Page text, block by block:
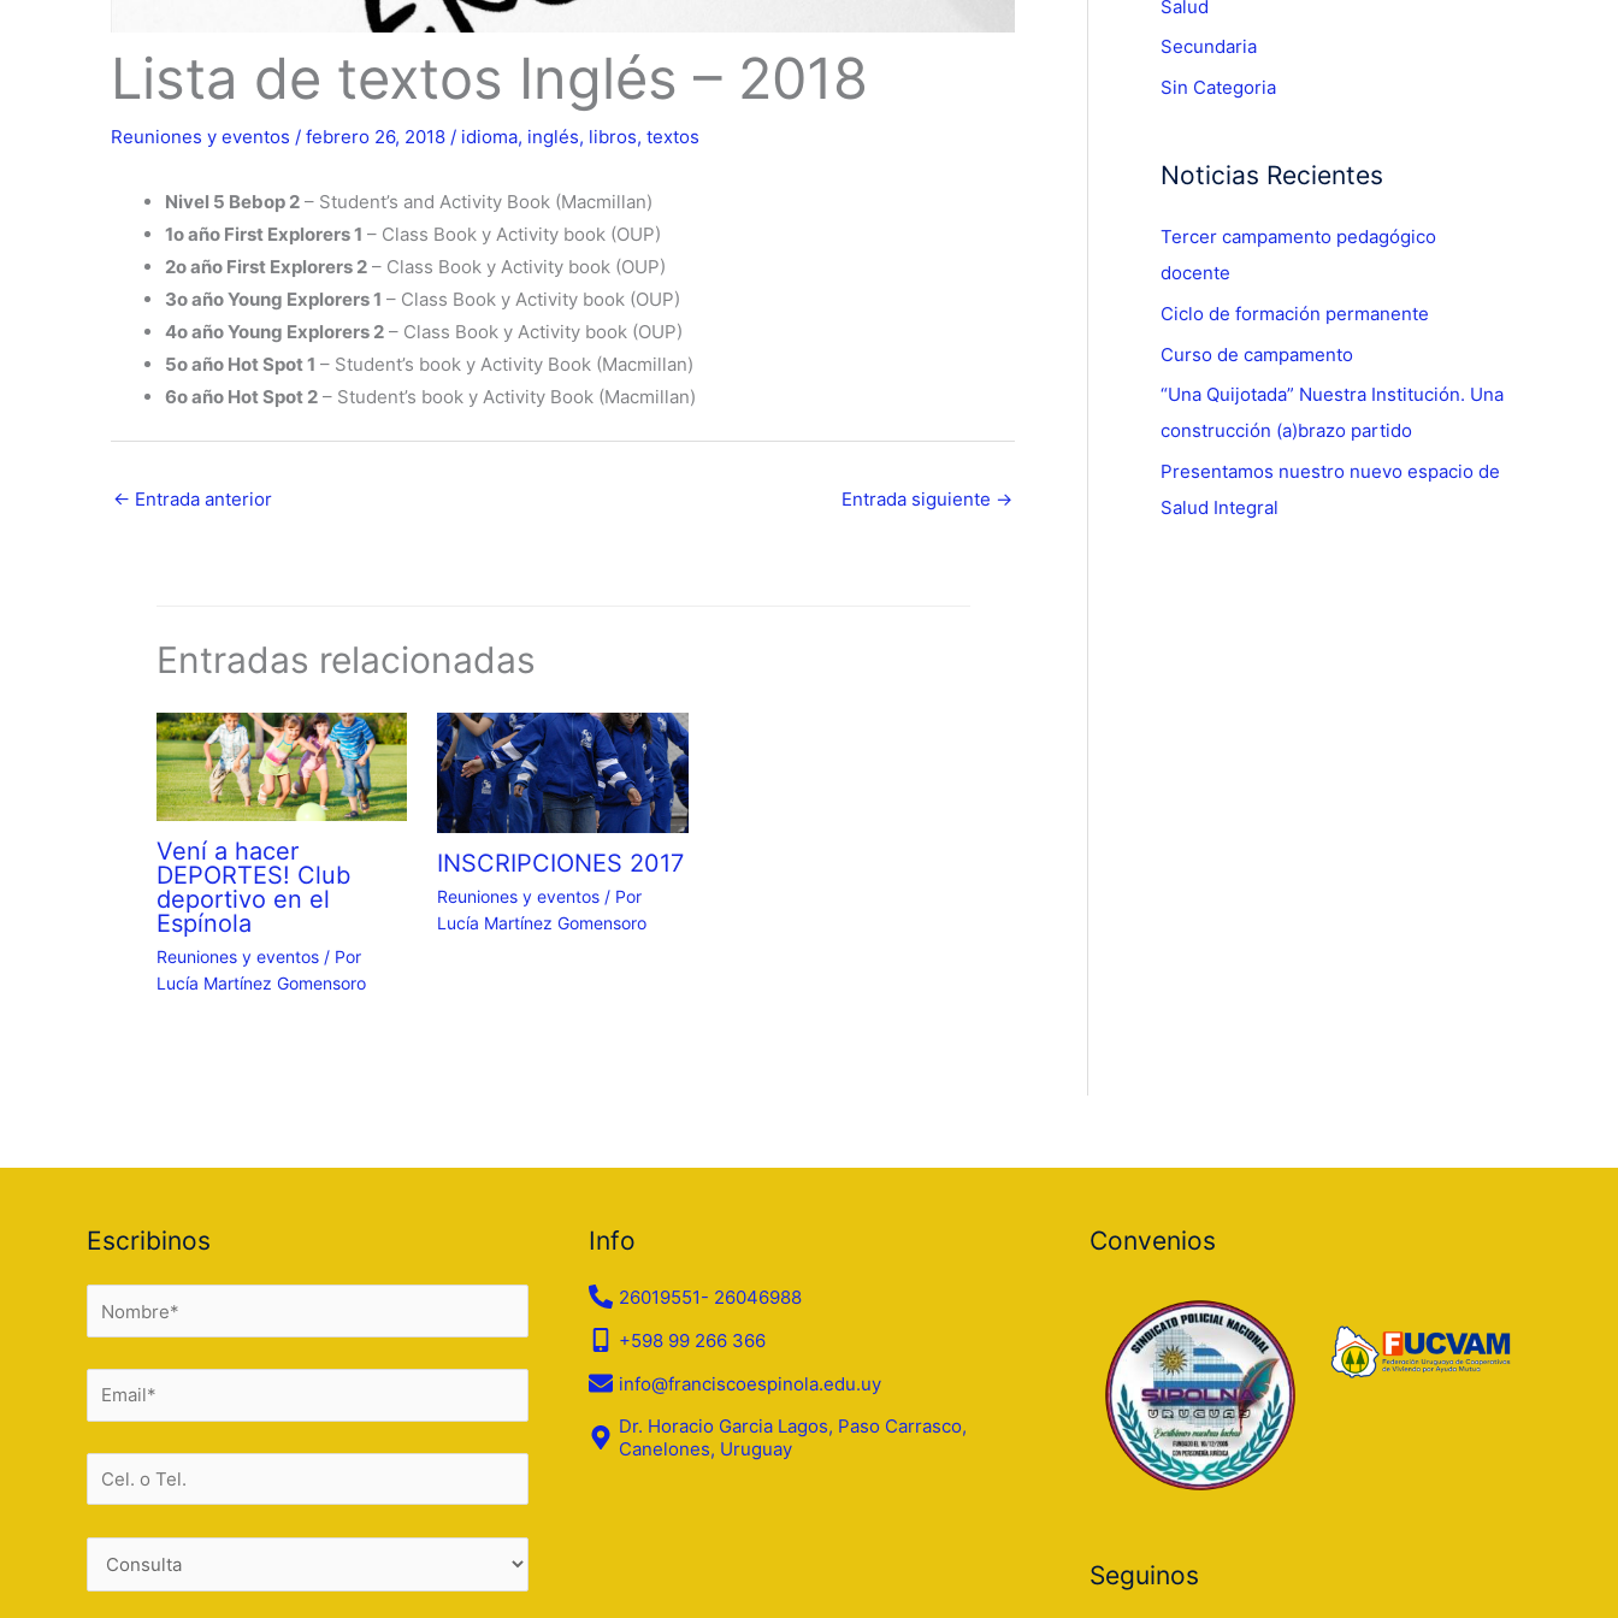
Lista de textos Inglés – 2018
Reuniones y eventos / febrero 26, 2018 / idioma, inglés, libros, textos
Nivel 5 Bebop 2 – Student’s and Activity Book (Macmillan)
1o año First Explorers 1 – Class Book y Activity book (OUP)
2o año First Explorers 2 – Class Book y Activity book (OUP)
3o año Young Explorers 1 – Class Book y Activity book (OUP)
4o año Young Explorers 2 – Class Book y Activity book (OUP)
5o año Hot Spot 1 – Student’s book y Activity Book (Macmillan)
6o año Hot Spot 2 – Student’s book y Activity Book (Macmillan)
← Entrada anterior Entrada siguiente →
Entradas relacionadas
Vení a hacer
DEPORTES! Club
deportivo en el
Espínola
Reuniones y eventos/ Por
Lucía Martínez Gomensoro
INSCRIPCIONES 2017
Reuniones y eventos / Por
Lucía Martínez Gomensoro
Salud
Secundaria
Sin Categoria
Noticias Recientes
Tercer campamento pedagógico
docente
Ciclo de formación permanente
Curso de campamento
“Una Quijotada” Nuestra Institución. Una
construcción (a)brazo partido
Presentamos nuestro nuevo espacio de
Salud Integral
Escribinos Info
26019551- 26046988
+598 99 266 366
info@franciscoespinola.edu.uy
Dr. Horacio Garcia Lagos, Paso Carrasco,
Canelones, Uruguay
Convenios
Seguinos